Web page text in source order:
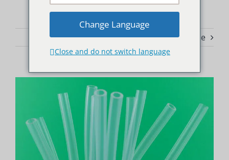
Predchádzajúci Ďalšie
Change Language
Close and do not switch language